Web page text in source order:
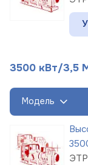
3500 кВт/3,5
Модель